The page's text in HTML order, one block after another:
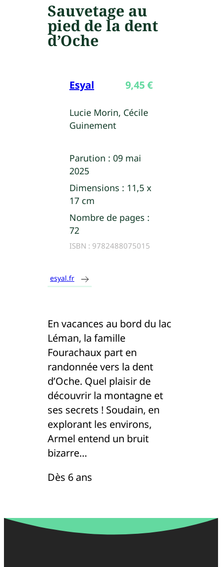
Sauvetage au
pied de la dent
d’Oche
Esyal 9,45€
Lucie Morin, Cécile
Guinement
Parution : 09 mai
2025
Dimensions : 11,5 x
17 cm
Nombre de pages :
72
ISBN : 9782488075015
esyal.fr
En vacances au bord du lac
Léman, la famille
Fourachaux part en
randonnée vers la dent
d’Oche. Quel plaisir de
découvrir la montagne et
ses secrets ! Soudain, en
explorant les environs,
Armel entend un bruit
bizarre…
Dès 6 ans